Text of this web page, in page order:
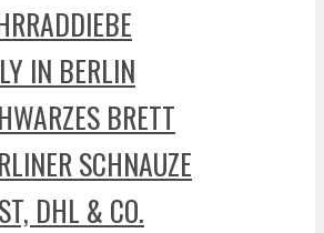
IN BERLIN
BRETT
SCHNAUZE
DHL & CO.